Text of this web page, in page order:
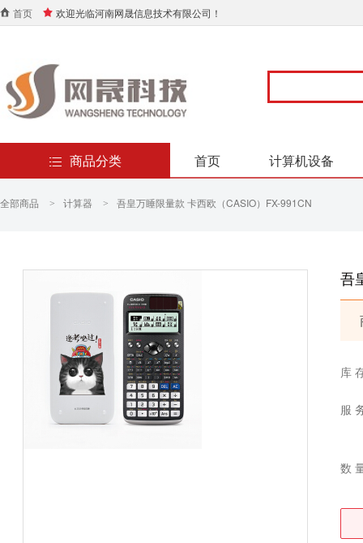
首页 欢迎光临河南网晟信息技术有限公司！
商品分类 首页 计算机设备
全部商品 > 计算器 > 吾皇万睡限量款 卡西欧（CASIO）FX-991CN
吾
库
服
数